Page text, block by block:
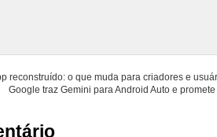
reconstruído: o que muda para criadores e
Google traz Gemini para Android Auto e